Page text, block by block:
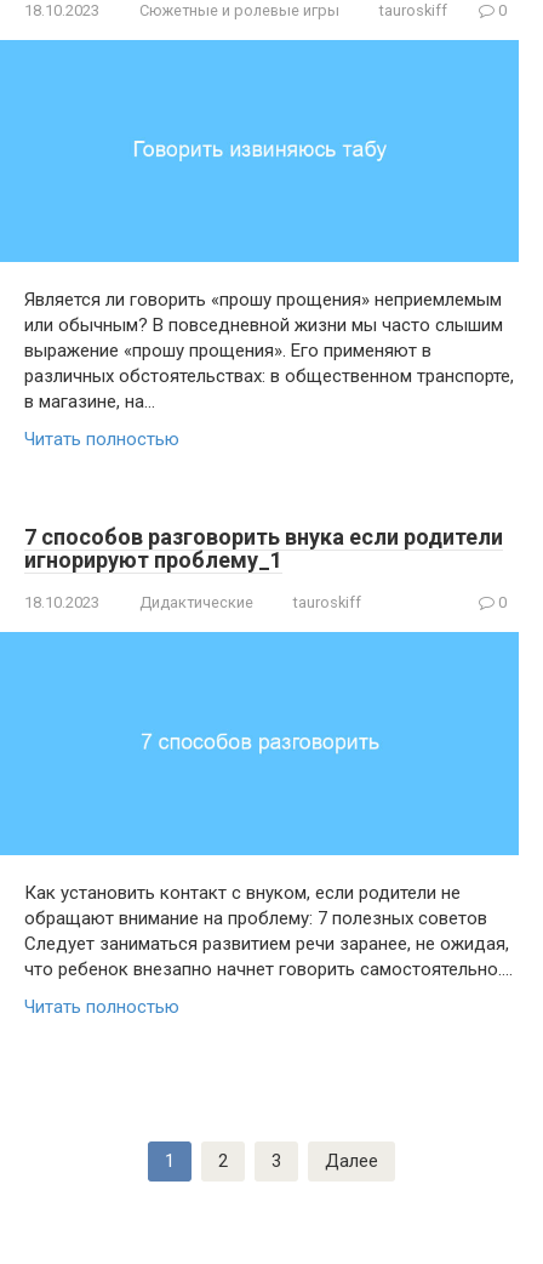
18.10.2023 Сюжетные и ролевые игры tauroskiff 0
Является ли говорить «прошу прощения» неприемлемым
или обычным? В повседневной жизни мы часто слышим
выражение «прошу прощения». Его применяют в
различных обстоятельствах: в общественном транспорте,
в магазине, на…
Читать полностью
7 способов разговорить внука если родители
игнорируют проблему_1
18.10.2023 Дидактические tauroskiff 0
Как установить контакт с внуком, если родители не
обращают внимание на проблему: 7 полезных советов
Следует заниматься развитием речи заранее, не ожидая,
что ребенок внезапно начнет говорить самостоятельно….
Читать полностью
1 2 3 Далее